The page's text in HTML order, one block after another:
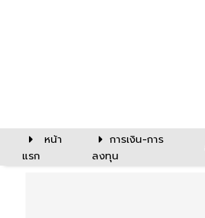
หน้า
แรก
การเงิน-การ
ลงทุน